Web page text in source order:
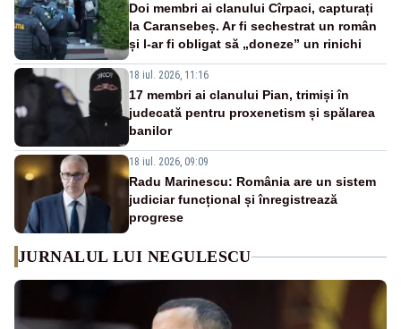
Doi membri ai clanului Cîrpaci, capturați
la Caransebeș. Ar fi sechestrat un român
și l-ar fi obligat să „doneze” un rinichi
18 iul. 2026, 11:16
17 membri ai clanului Pian, trimiși în
judecată pentru proxenetism și spălarea
banilor
18 iul. 2026, 09:09
Radu Marinescu: România are un sistem
judiciar funcțional și înregistrează
progrese
JURNALUL LUI NEGULESCU